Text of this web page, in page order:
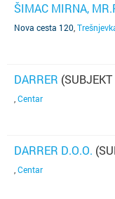
ŠIMAC MIRNA,
Nova cesta 120
DARRER
Centar
DARRER D.O.O.
Centar